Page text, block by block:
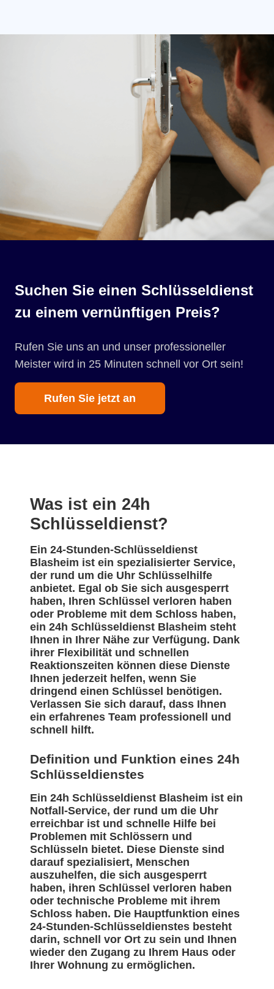
Suchen Sie einen Schlüsseldienst
zu einem vernünftigen Preis?
Rufen Sie uns an und unser professioneller
Meister wird in 25 Minuten schnell vor Ort sein!
Rufen Sie jetzt an
Was ist ein 24h
Schlüsseldienst?
Ein 24-Stunden-Schlüsseldienst
Blasheim ist ein spezialisierter Service,
der rund um die Uhr Schlüsselhilfe
anbietet. Egal ob Sie sich ausgesperrt
haben, Ihren Schlüssel verloren haben
oder Probleme mit dem Schloss haben,
ein 24h Schlüsseldienst Blasheim steht
Ihnen in Ihrer Nähe zur Verfügung. Dank
ihrer Flexibilität und schnellen
Reaktionszeiten können diese Dienste
Ihnen jederzeit helfen, wenn Sie
dringend einen Schlüssel benötigen.
Verlassen Sie sich darauf, dass Ihnen
ein erfahrenes Team professionell und
schnell hilft.
Definition und Funktion eines 24h
Schlüsseldienstes
Ein 24h Schlüsseldienst Blasheim ist ein
Notfall-Service, der rund um die Uhr
erreichbar ist und schnelle Hilfe bei
Problemen mit Schlössern und
Schlüsseln bietet. Diese Dienste sind
darauf spezialisiert, Menschen
auszuhelfen, die sich ausgesperrt
haben, ihren Schlüssel verloren haben
oder technische Probleme mit ihrem
Schloss haben. Die Hauptfunktion eines
24-Stunden-Schlüsseldienstes besteht
darin, schnell vor Ort zu sein und Ihnen
wieder den Zugang zu Ihrem Haus oder
Ihrer Wohnung zu ermöglichen.